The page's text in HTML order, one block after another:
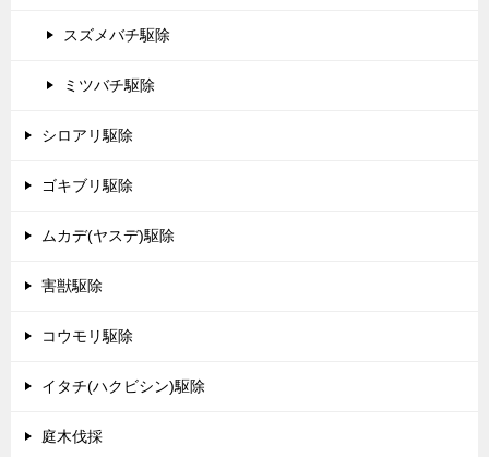
スズメバチ駆除
ミツバチ駆除
シロアリ駆除
ゴキブリ駆除
ムカデ(ヤスデ)駆除
害獣駆除
コウモリ駆除
イタチ(ハクビシン)駆除
庭木伐採